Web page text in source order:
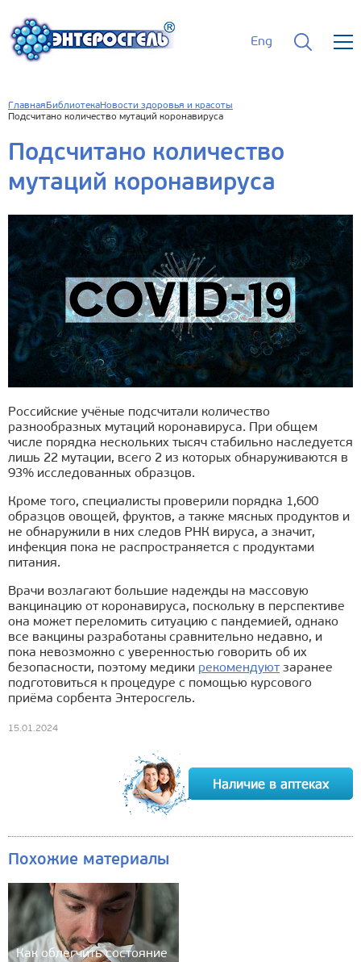
Eng
Главная БиблиотекаНовости здоровья и красоты
Подсчитано количество мутаций коронавируса
Подсчитано количество
мутаций коронавируса
Российские учёные подсчитали количество
разнообразных мутаций коронавируса. При общем
числе порядка нескольких тысяч стабильно наследуется
лишь 22 мутации, всего 2 из которых обнаруживаются в
93% исследованных образцов.
Кроме того, специалисты проверили порядка 1,600
образцов овощей, фруктов, а также мясных продуктов и
не обнаружили в них следов РНК вируса, а значит,
инфекция пока не распространяется с продуктами
питания.
Врачи возлагают большие надежды на массовую
вакцинацию от коронавируса, поскольку в перспективе
она может переломить ситуацию с пандемией, однако
все вакцины разработаны сравнительно недавно, и
пока невозможно с уверенностью говорить об их
безопасности, поэтому медики рекомендуютзаранее
подготовиться к процедуре с помощью курсового
приёма сорбента Энтеросгель.
15.01.2024
Похожие материалы
Как облегчить состояние